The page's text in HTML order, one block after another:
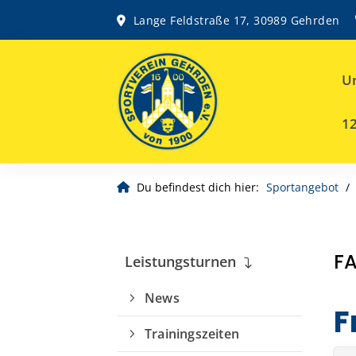
Lange Feldstraße 17, 30989 Gehrden
Du befindest dich hier: Sportangebot
Leistungsturnen
News
Trainingszeiten